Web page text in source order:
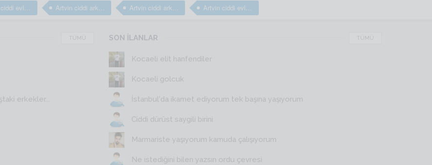
Artvin ciddi evlilik arayan erkekler Artvin ciddi arkadaş arayan erkekler Artvin ciddi arkadaşlık sitesi Artvin ciddi evlilik sitesi
TÜMÜ
erkekler...
SON İLANLAR TÜMÜ
Kocaeli elit hanfendiler
Kocaeli golcuk
İstanbul'da ikamet ediyorum tek başına yaşıyorum
Ciddi dürüst saygili birini
Marmariste yaşıyorum kamuda çalışıyorum
Ne istediğini bilen yazsın ordu çevresi